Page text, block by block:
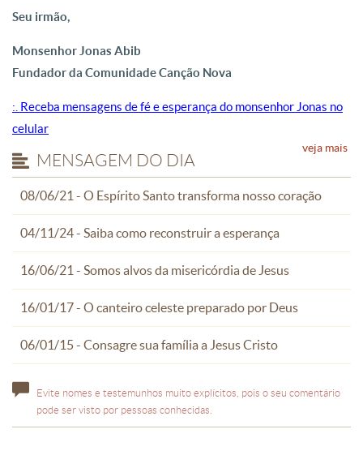
Seu irmão,
Monsenhor Jonas Abib
Fundador da Comunidade Canção Nova
:. Receba mensagens de fé e esperança do monsenhor Jonas no
celular
MENSAGEM DO DIA
08/06/21 - O Espírito Santo transforma nosso coração
04/11/24 - Saiba como reconstruir a esperança
16/06/21 - Somos alvos da misericórdia de Jesus
16/01/17 - O canteiro celeste preparado por Deus
06/01/15 - Consagre sua família a Jesus Cristo
veja mais
Evite nomes e testemunhos muito explícitos, pois o seu comentário
pode ser visto por pessoas conhecidas.